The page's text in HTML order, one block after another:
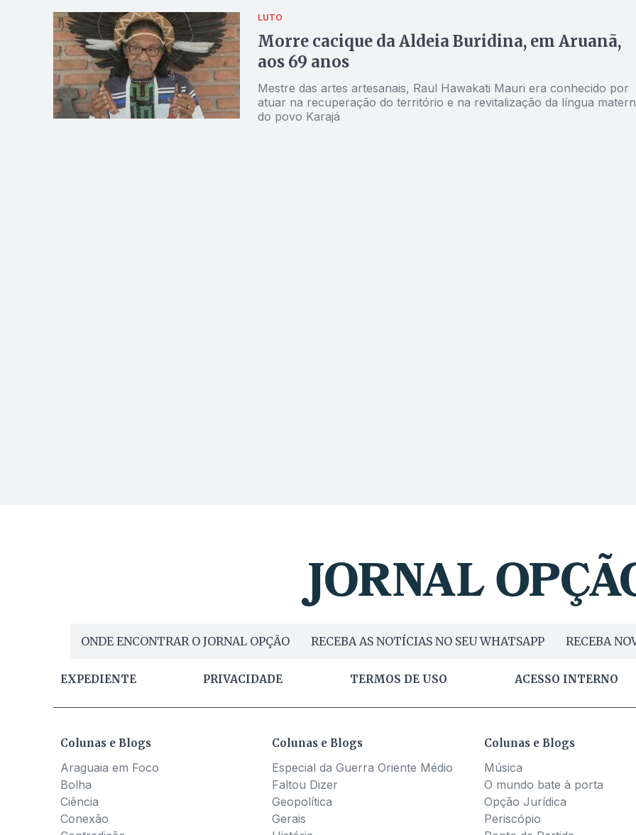
LUTO
Morre cacique da Aldeia Buridina, em Aruanã,
aos 69 anos
Mestre das artes artesanais, Raul Hawakati Mauri era conhecido por
atuar na recuperação do território e na revitalização da língua
do povo Karajá
ONDE ENCONTRAR O JORNAL OPÇÃO RECEBA AS NOTÍCIAS NO SEU WHATSAPP RECEBA
EXPEDIENTE PRIVACIDADE TERMOS DE USO ACESSO INTERNO
Colunas e Blogs
Araguaia em Foco
Bolha
Ciência
Conexão
Colunas e Blogs
Especial da Guerra Oriente Médio
Faltou Dizer
Geopolítica
Gerais
Colunas e Blogs
Música
O mundo bate à porta
Opção Jurídica
Periscópio